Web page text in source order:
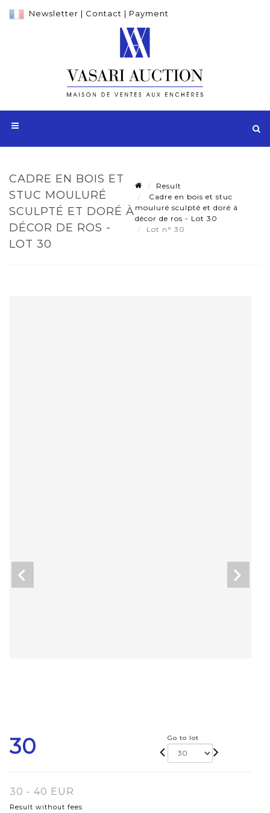
Newsletter | Contact | Payment
CADRE EN BOIS ET
STUC MOULURÉ
SCULPTÉ ET DORÉ À
DÉCOR DE ROS -
LOT 30
Result
Cadre en bois et stuc
mouluré sculpté et doré à
décor de ros - Lot 30
Lot n° 30
30 Go to lot
30 - 40 EUR
Result without fees